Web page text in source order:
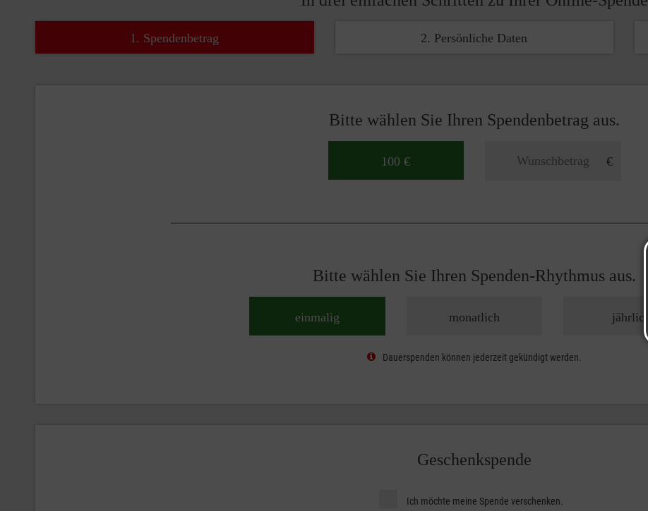
1. Spendenbetrag 2. Persönliche Daten
Bitte wählen Sie Ihren Spendenbetrag aus.
100 €
Bitte wählen Sie Ihren Spenden-Rhythmus aus.
einmalig monatlich jährlich
Dauerspenden können jederzeit gekündigt werden.
Geschenkspende
Ich möchte meine Spende verschenken.